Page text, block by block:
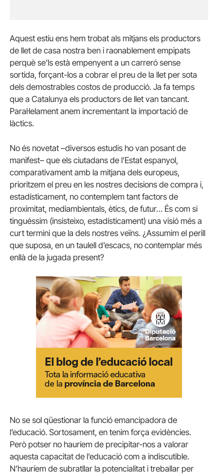
Aquest estiu ens hem trobat als mitjans els productors
de llet de casa nostra ben i raonablement empipats
perquè se’ls està empenyent a un carreró sense
sortida, forçant-los a cobrar el preu de la llet per sota
dels demostrables costos de producció. Ja fa temps
que a Catalunya els productors de llet van tancant.
Paral·lelament anem incrementant la importació de
làctics.
No és novetat –diversos estudis ho van posant de
manifest– que els ciutadans de l’Estat espanyol,
comparativament amb la mitjana dels europeus,
prioritzem el preu en les nostres decisions de compra i,
estadísticament, no contemplem tant factors de
proximitat, mediambientals, ètics, de futur… És com si
tinguéssim (insisteixo, estadísticament) una visió més a
curt termini que la dels nostres veïns. ¿Assumim el perill
que suposa, en un taulell d’escacs, no contemplar més
enllà de la jugada present?
No se sol qüestionar la funció emancipadora de
l’educació. Sortosament, en tenim força evidències.
Però potser no hauríem de precipitar-nos a valorar
aquesta capacitat de l’educació com a indiscutible.
N’hauríem de subratllar la potencialitat i treballar per